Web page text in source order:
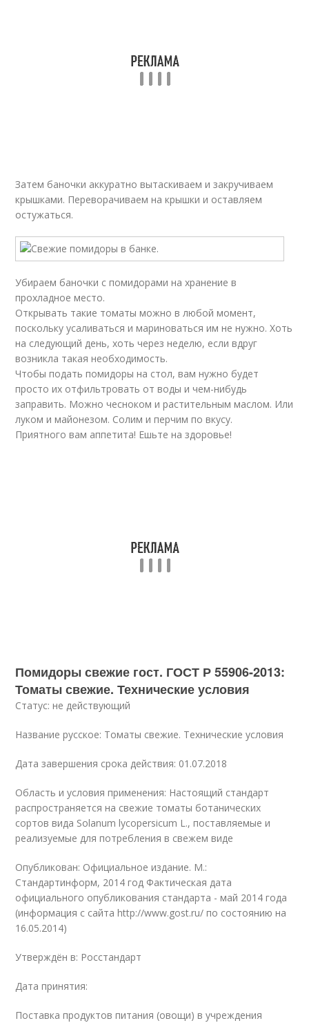
Затем баночки аккуратно вытаскиваем и закручиваем
крышками. Переворачиваем на крышки и оставляем
остужаться.
Убираем баночки с помидорами на хранение в
прохладное место.
Открывать такие томаты можно в любой момент,
поскольку усаливаться и мариноваться им не нужно. Хоть
на следующий день, хоть через неделю, если вдруг
возникла такая необходимость.
Чтобы подать помидоры на стол, вам нужно будет
просто их отфильтровать от воды и чем-нибудь
заправить. Можно чесноком и растительным маслом. Или
луком и майонезом. Солим и перчим по вкусу.
Приятного вам аппетита! Ешьте на здоровье!
Помидоры свежие гост. ГОСТ Р 55906-2013:
Томаты свежие. Технические условия
Статус: не действующий
Название русское: Томаты свежие. Технические условия
Дата завершения срока действия: 01.07.2018
Область и условия применения: Настоящий стандарт
распространяется на свежие томаты ботанических
сортов вида Solanum lycopersicum L., поставляемые и
реализуемые для потребления в свежем виде
Опубликован: Официальное издание. М.:
Стандартинформ, 2014 год Фактическая дата
официального опубликования стандарта - май 2014 года
(информация с сайта http://www.gost.ru/ по состоянию на
16.05.2014)
Утверждён в: Росстандарт
Дата принятия:
Поставка продуктов питания (овощи) в учреждения